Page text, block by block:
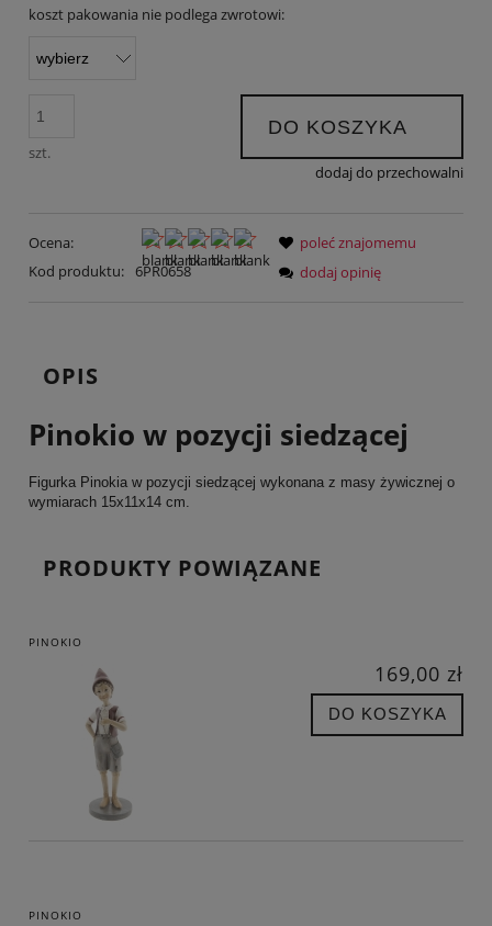
koszt pakowania nie podlega zwrotowi:
szt.
DO KOSZYKA
dodaj do przechowalni
Ocena:
Kod produktu: 6PR0658
poleć znajomemu
dodaj opinię
OPIS
Pinokio w pozycji siedzącej
Figurka Pinokia w pozycji siedzącej wykonana z masy żywicznej o
wymiarach 15x11x14 cm.
PRODUKTY POWIĄZANE
PINOKIO
169,00 zł
DO KOSZYKA
PINOKIO